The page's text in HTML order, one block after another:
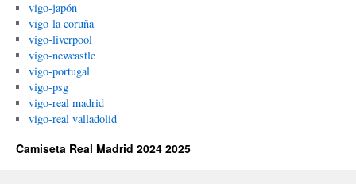
vigo-japón
vigo-la coruña
vigo-liverpool
vigo-newcastle
vigo-portugal
vigo-psg
vigo-real madrid
vigo-real valladolid
Camiseta Real Madrid 2024 2025